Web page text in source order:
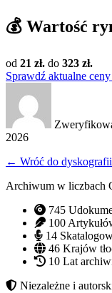
💰 Wartość
od 21 zł. do 323 zł.
Sprawdź aktualne
2026
← Wróć do
Archiwum w liczbach
745
100
14
46 Krajów
10 Lat
Niezależne i